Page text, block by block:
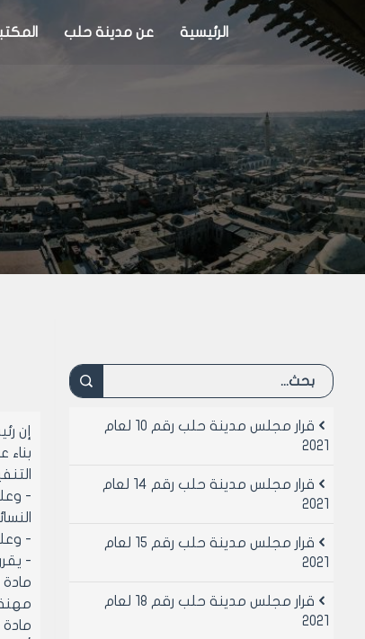
الرئيسية عن مدينة حلب
إن
-
- وعلى
-
مادة 2- يسمح بترخيص مكاتب السياحة السفر و الحج والعمرة حسب مناطق السكن كما يلي :
قرار مجلس مدينة حلب رقم 10 لعام
2021
قرار مجلس مدينة حلب رقم 14 لعام
2021
قرار مجلس مدينة حلب رقم 15 لعام
2021
قرار مجلس مدينة حلب رقم 18 لعام
2021